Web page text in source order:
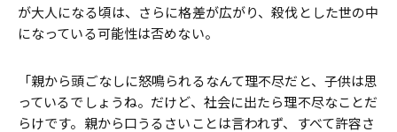
が大人になる頃は、さらに格差が広がり、殺伐とした世の中
になっている可能性は否めない。
「親から頭ごなしに怒鳴られるなんて理不尽だと、子供は思
っているでしょうね。だけど、社会に出たら理不尽なことだ
らけです。親から口うるさいことは言われず、すべて許容さ